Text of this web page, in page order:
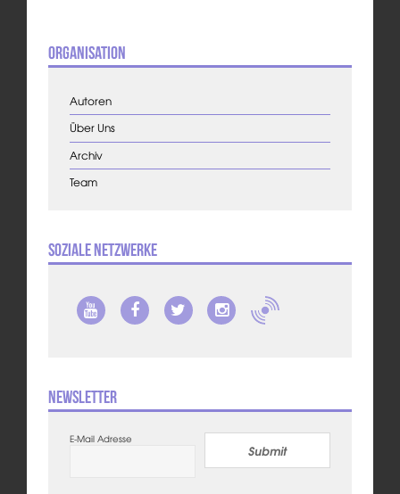
Organisation
Autoren
Über Uns
Archiv
Team
Soziale Netzwerke
Newsletter
E-Mail Adresse
Submit